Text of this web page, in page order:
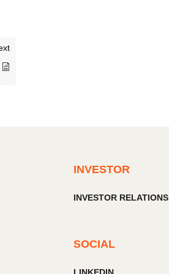
INVESTOR
INVESTOR RELATIONS
SOCIAL